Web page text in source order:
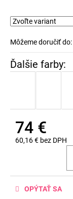
Môžeme doručiť do:
74 €
60,16 € bez DPH
OPÝTAŤ SA